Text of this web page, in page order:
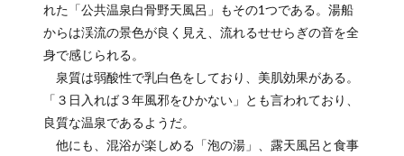
れた「公共温泉白骨野天風呂」もその1つである。湯船
からは渓流の景色が良く見え、流れるせせらぎの音を全
身で感じられる。
泉質は弱酸性で乳白色をしており、美肌効果がある。
「３日入れば３年風邪をひかない」とも言われており、
良質な温泉であるようだ。
他にも、混浴が楽しめる「泡の湯」、露天風呂と食事